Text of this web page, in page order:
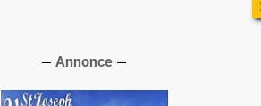
Annonce